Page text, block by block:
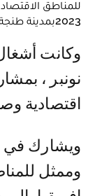
2023بمدينة طنجة.
وكانت أشغال هذا الملتقى يوم الخميس 23
نونبر ،
اقتصادية